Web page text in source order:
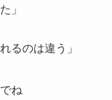
」
るのは違う」
ね